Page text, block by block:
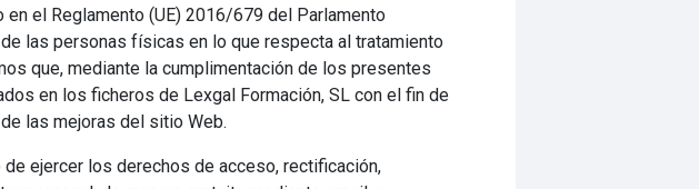
el Reglamento (UE) 2016/679 del Parlamento
las personas físicas en lo que respecta al tratamiento
que, mediante la cumplimentación de los presentes
en los ficheros de Lexgal Formación, SL con el fin de
las mejoras del sitio Web.
ejercer los derechos de acceso, rectificación,